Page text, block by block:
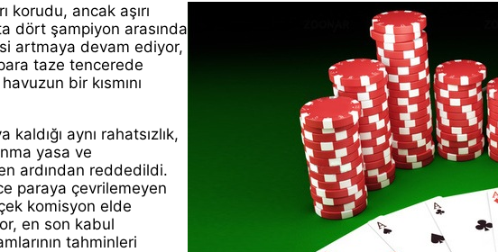
korudu, ancak aşırı
dört şampiyon arasında
artmaya devam ediyor,
taze tencerede
bir kısmını
aynı rahatsızlık,
yasa ve
ardından reddedildi.
paraya çevrilemeyen
komisyon elde
en son kabul
tahminleri